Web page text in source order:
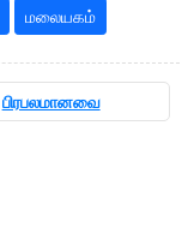
மலையகம்
பிரபலமானவை